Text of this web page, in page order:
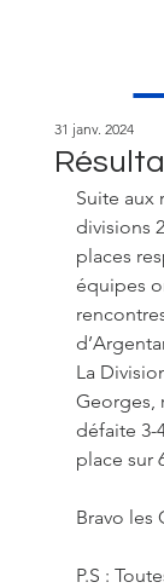
31 janv. 2024
Suite aux
divisions
places
équipes
La
Georges,
défaite 3-
place sur
Bravo les
P.S :